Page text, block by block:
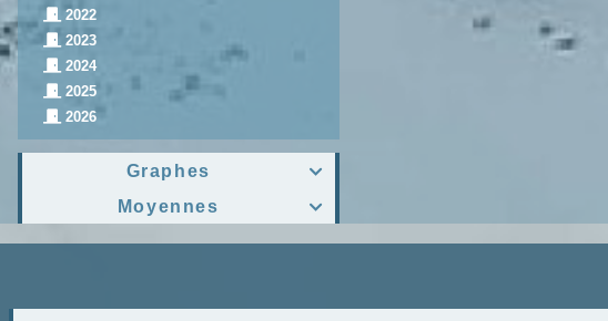
2022
2023
2024
2025
2026

Graphes

Moyennes